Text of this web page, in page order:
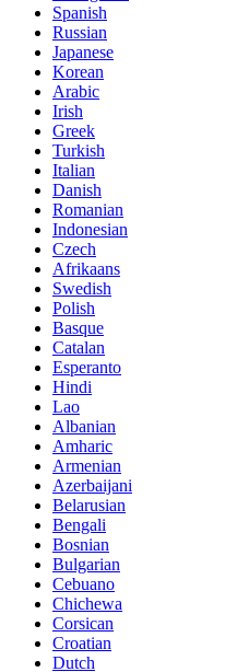
Spanish
Russian
Japanese
Korean
Arabic
Irish
Greek
Turkish
Italian
Danish
Romanian
Indonesian
Czech
Afrikaans
Swedish
Polish
Basque
Catalan
Esperanto
Hindi
Lao
Albanian
Amharic
Armenian
Azerbaijani
Belarusian
Bengali
Bosnian
Bulgarian
Cebuano
Chichewa
Corsican
Croatian
Dutch